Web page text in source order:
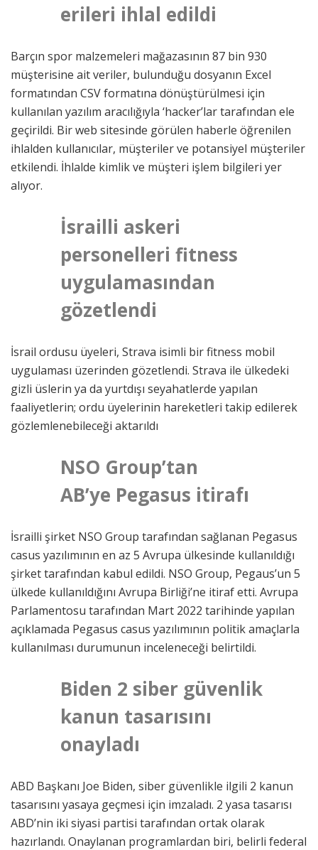
erileri ihlal edildi
Barçın spor malzemeleri mağazasının 87 bin 930
müşterisine ait veriler, bulunduğu dosyanın Excel
formatından CSV formatına dönüştürülmesi için
kullanılan yazılım aracılığıyla ‘hacker’lar tarafından ele
geçirildi. Bir web sitesinde görülen haberle öğrenilen
ihlalden kullanıcılar, müşteriler ve potansiyel müşteriler
etkilendi. İhlalde kimlik ve müşteri işlem bilgileri yer
alıyor.
İsrailli askeri
personelleri fitness
uygulamasından
gözetlendi
İsrail ordusu üyeleri, Strava isimli bir fitness mobil
uygulaması üzerinden gözetlendi. Strava ile ülkedeki
gizli üslerin ya da yurtdışı seyahatlerde yapılan
faaliyetlerin; ordu üyelerinin hareketleri takip edilerek
gözlemlenebileceği aktarıldı
NSO Group’tan
AB’ye Pegasus itirafı
İsrailli şirket NSO Group tarafından sağlanan Pegasus
casus yazılımının en az 5 Avrupa ülkesinde kullanıldığı
şirket tarafından kabul edildi. NSO Group, Pegaus’un 5
ülkede kullanıldığını Avrupa Birliği’ne itiraf etti. Avrupa
Parlamentosu tarafından Mart 2022 tarihinde yapılan
açıklamada Pegasus casus yazılımının politik amaçlarla
kullanılması durumunun inceleneceği belirtildi.
Biden 2 siber güvenlik
kanun tasarısını
onayladı
ABD Başkanı Joe Biden, siber güvenlikle ilgili 2 kanun
tasarısını yasaya geçmesi için imzaladı. 2 yasa tasarısı
ABD’nin iki siyasi partisi tarafından ortak olarak
hazırlandı. Onaylanan programlardan biri, belirli federal